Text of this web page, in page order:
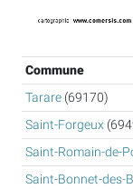
Commune
Tarare (69170)
Saint-Forgeux
Saint-Romain-de-
Saint-Bonnet-des-